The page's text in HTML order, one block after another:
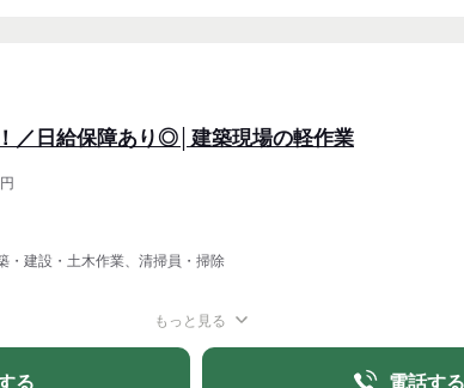
／日給保障あり◎│建築現場の軽作業
・建設・土木作業、清掃員・掃除
もっと見る
る 電話する